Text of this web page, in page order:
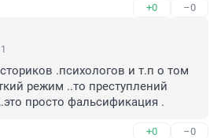
ростом ,чем на самом деле ??..Но
,оно и есть фото :-) Да -по теме
..а юнцы .по дури
..спецы должны же различать
+0 –0
.психологов и т.п о том
режим ..то преступлений
просто фальсификация .
+0 –0